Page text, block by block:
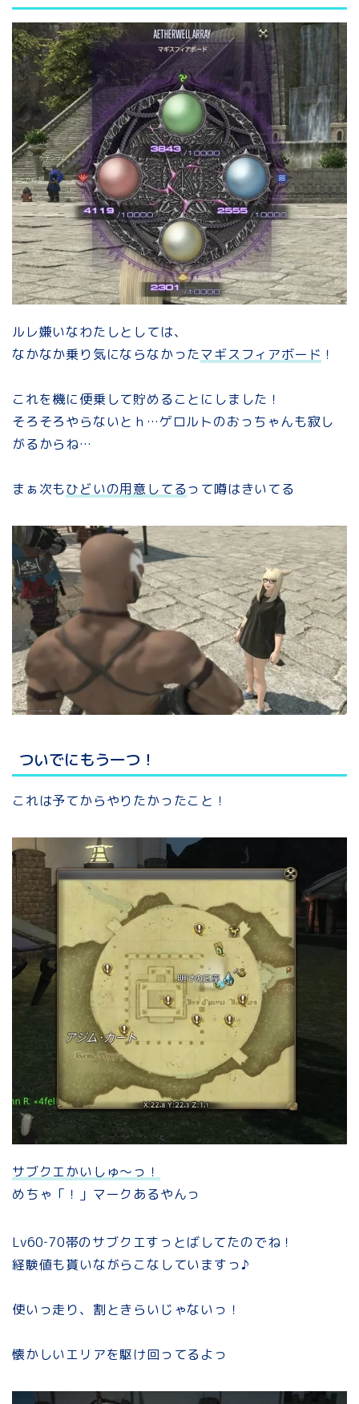
ルレ嫌いなわたしとしては、
なかなか乗り気にならなかったマギスフィアボード ！
これを機に便乗して貯めることにしました！
そろそろやらないとｈ…ゲロルトのおっちゃんも寂し
がるからね…
まぁ次もひどいの用意してるって噂はきいてる
ついでにもう一つ！
これは予てからやりたかったこと！
サブクエかいしゅ～っ！
めちゃ「！」マークあるやんっ
Lv60‐70帯のサブクエすっとばしてたのでね！
経験値も貰いながらこなしていますっ♪
使いっ走り、割ときらいじゃないっ！
懐かしいエリアを駆け回ってるよっ